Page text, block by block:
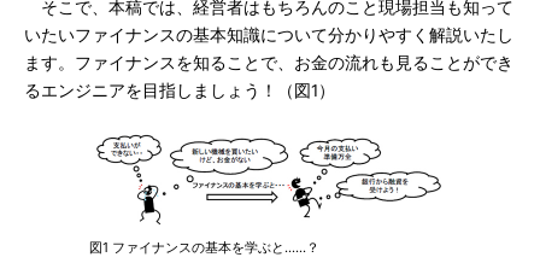
そこで、本稿では、経営者はもちろんのこと現場担当も知って
いたいファイナンスの基本知識について分かりやすく解説いたし
ます。ファイナンスを知ることで、お金の流れも見ることができ
るエンジニアを目指しましょう！（図1）
図1 ファイナンスの基本を学ぶと……？